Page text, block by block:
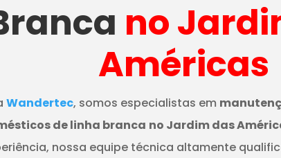
no
Américas
Wandertec, somos especialistas em
de linha branca no Jardim das
nossa equipe técnica altamente